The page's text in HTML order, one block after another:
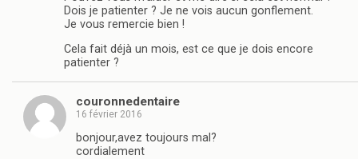
Dois je patienter ? Je ne vois aucun gonflement.
Je vous remercie bien !
Cela fait déjà un mois, est ce que je dois encore
patienter ?
couronnedentaire
16 février 2016
bonjour,avez toujours mal?
cordialement